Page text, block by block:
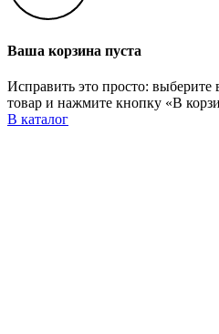
Ваша корзина пуста
Исправить это просто:
товар и нажмите кнопку «В
В каталог